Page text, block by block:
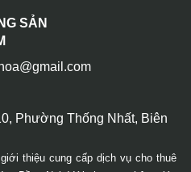
SẢN
Phường Thống Nhất, Biên
thiệu cung cấp dịch vụ cho thuê